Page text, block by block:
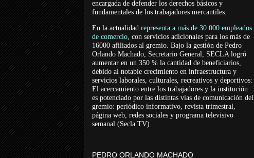
encargada de defender los derechos básicos y
fundamentales de los trabajadores mercantiles.
En la actualidad representa a más de 30.000 empleados
de comercio, con servicios adicionales para los más de
16000 afiliados al gremio. Bajo la gestión de Pedro
Orlando Machado, Secretario General, SECLA logró
aumentar en un 350 % la cantidad de beneficiarios,
debido al notable crecimiento en infraestructura y
servicios laborales, culturales, recreativos y deportivos:
El acercamiento entre los trabajadores y la institución
es potenciado por las distintas vías de comunicación del
gremio: periódico informativo, revista trimestral,
página web, redes sociales y programa televisivo
semanal (Secla TV).
PEDRO ORLANDO MACHADO